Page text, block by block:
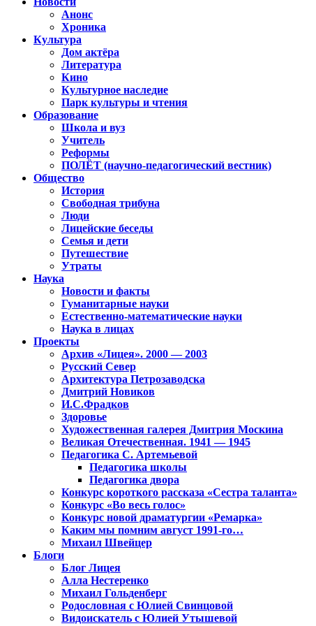
Анонс
Хроника
Культура
Дом актёра
Литература
Кино
Культурное наследие
Парк культуры и чтения
Образование
Школа и вуз
Учитель
Реформы
ПОЛЁТ (научно-педагогический вестник)
Общество
История
Свободная трибуна
Люди
Лицейские беседы
Семья и дети
Путешествие
Утраты
Наука
Новости и факты
Гуманитарные науки
Естественно-математические науки
Наука в лицах
Проекты
Архив «Лицея». 2000 — 2003
Русский Север
Архитектура Петрозаводска
Дмитрий Новиков
И.С.Фрадков
Здоровье
Художественная галерея Дмитрия Москина
Великая Отечественная. 1941 — 1945
Педагогика С. Артемьевой
Педагогика школы
Педагогика двора
Конкурс короткого рассказа «Сестра таланта»
Конкурс «Во весь голос»
Конкурс новой драматургии «Ремарка»
Каким мы помним август 1991-го…
Михаил Швейцер
Блоги
Блог Лицея
Алла Нестеренко
Михаил Гольденберг
Родословная с Юлией Свинцовой
Видоискатель с Юлией Утышевой